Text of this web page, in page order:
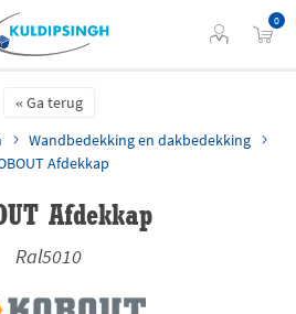
0
Ga terug
Wandbedekking en dakbedekking
Afdekkap
Afdekkap
Ral5010